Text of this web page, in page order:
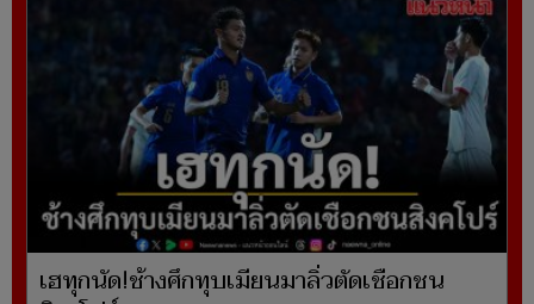
เฮทุกนัด!ช้างศึกทุบเมียนมาลิ่วตัดเชือกชน